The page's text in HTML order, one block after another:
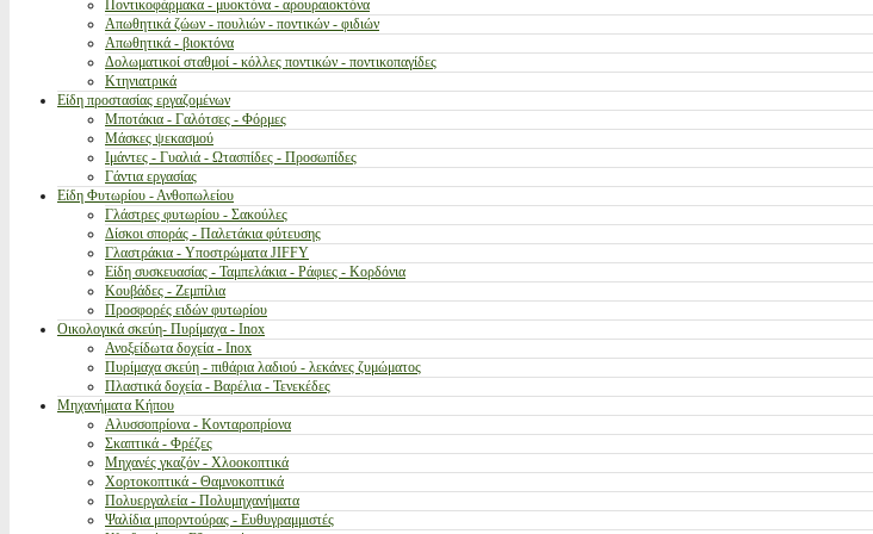
Ποντικοφάρμακα - μυοκτόνα - αρουραιοκτόνα
Απωθητικά ζώων - πουλιών - ποντικών - φιδιών
Απωθητικά - βιοκτόνα
Δολωματικοί σταθμοί - κόλλες ποντικών - ποντικοπαγίδες
Κτηνιατρικά
Είδη προστασίας εργαζομένων
Μποτάκια - Γαλότσες - Φόρμες
Μάσκες ψεκασμού
Ιμάντες - Γυαλιά - Ωτασπίδες - Προσωπίδες
Γάντια εργασίας
Είδη Φυτωρίου - Ανθοπωλείου
Γλάστρες φυτωρίου - Σακούλες
Δίσκοι σποράς - Παλετάκια φύτευσης
Γλαστράκια - Υποστρώματα JIFFY
Είδη συσκευασίας - Ταμπελάκια - Ράφιες - Κορδόνια
Κουβάδες - Ζεμπίλια
Προσφορές ειδών φυτωρίου
Οικολογικά σκεύη- Πυρίμαχα - Inox
Ανοξείδωτα δοχεία - Inox
Πυρίμαχα σκεύη - πιθάρια λαδιού - λεκάνες ζυμώματος
Πλαστικά δοχεία - Βαρέλια - Τενεκέδες
Μηχανήματα Κήπου
Αλυσσοπρίονα - Κονταροπρίονα
Σκαπτικά - Φρέζες
Μηχανές γκαζόν - Χλοοκοπτικά
Χορτοκοπτικά - Θαμνοκοπτικά
Πολυεργαλεία - Πολυμηχανήματα
Ψαλίδια μπορντούρας - Ευθυγραμμιστές